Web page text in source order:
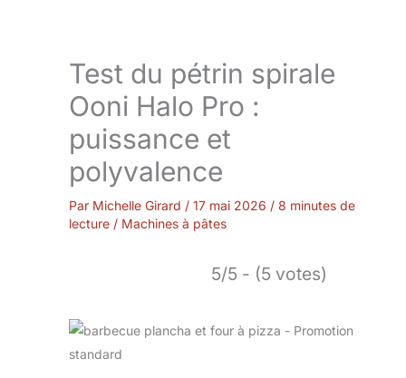
Test du pétrin spirale
Ooni Halo Pro :
puissance et
polyvalence
Par Michelle Girard / 17 mai 2026 / 8 minutes de
lecture / Machines à pâtes
5/5 - (5 votes)